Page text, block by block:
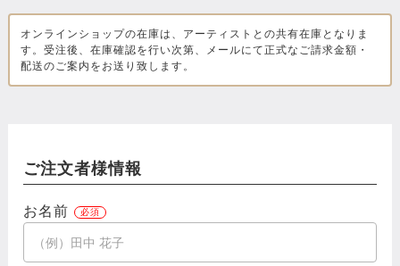
オンラインショップの在庫は、アーティストとの共有在庫となりま
す。受注後、在庫確認を行い次第、メールにて正式なご請求金額・
配送のご案内をお送り致します。
ご注文者様情報
お名前